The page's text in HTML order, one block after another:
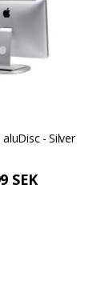
- Silver
SEK